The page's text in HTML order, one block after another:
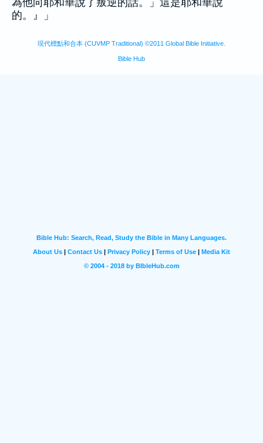
的。』」
現代標點和合本 (CUVMP Traditional) ©2011 Global Bible Initiative.
Bible Hub